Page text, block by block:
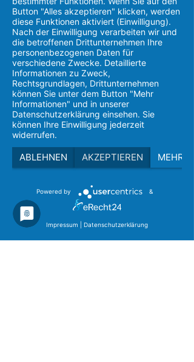
Aktuelle Beiträge Alle ansehen
Button "Alles akzeptieren" klicken, werden
diese Funktionen aktiviert (Einwilligung).
Nach der Einwilligung verarbeiten wir und
die betroffenen Drittunternehmen Ihre
personenbezogenen Daten für
verschiedene Zwecke. Detaillierte
Informationen zu Zweck,
Rechtsgrundlagen, Drittunternehmen
können Sie unter dem Button "Mehr
Informationen" und in unserer
Datenschutzerklärung einsehen. Sie
können Ihre Einwilligung jederzeit
widerrufen.
ABLEHNEN AKZEPTIEREN MEHR
Powered by &
Impressum Datenschutzerklärung